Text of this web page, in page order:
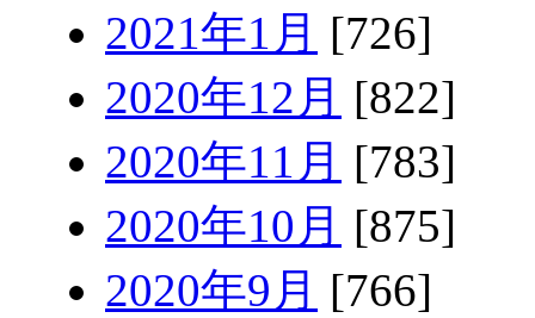
2021年1月 [726]
2020年12月 [822]
2020年11月 [783]
2020年10月 [875]
2020年9月 [766]